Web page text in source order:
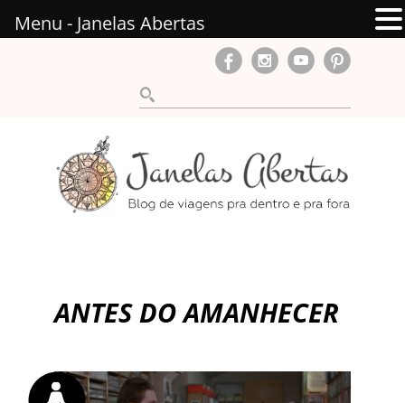
ANTES DO AMANHECER
Menu - Janelas Abertas